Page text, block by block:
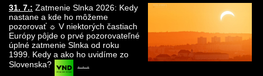
31. 7.: Zatmenie Slnka 2026: Kedy
nastane a kde ho môžeme
pozorovať ☼ V niektorých častiach
Európy pôjde o prvé pozorovateľné
úplné zatmenie Slnka od roku
1999. Kedy a ako ho uvidíme zo
Slovenska?
. . .